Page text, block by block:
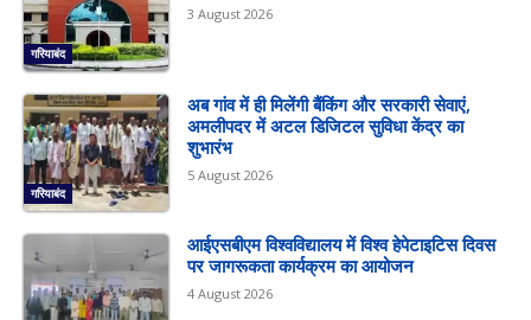
गरियाबंद
3 August 2026
गरियाबंद
अब गांव में ही मिलेंगी बैंकिंग और सरकारी सेवाएं,
अमलीपदर में अटल डिजिटल सुविधा केंद्र का
शुभारंभ
5 August 2026
आईएसबीएम विश्वविद्यालय में विश्व हेपेटाइटिस दिवस
पर जागरूकता कार्यक्रम का आयोजन
4 August 2026